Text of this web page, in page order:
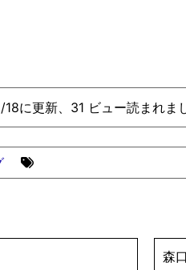
に更新、31 ビュー読まれまし
森